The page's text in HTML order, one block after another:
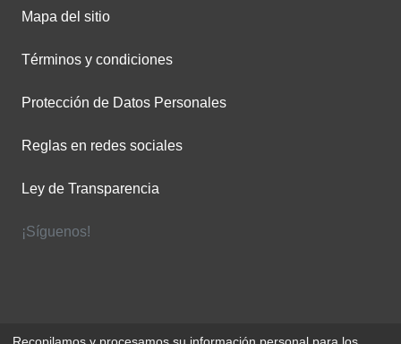
Mapa del sitio
Términos y condiciones
Protección de Datos Personales
Reglas en redes sociales
Ley de Transparencia
¡Síguenos!